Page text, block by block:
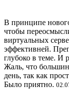
В принципе
чтобы
виртуальных
эффективней.
глубоко в теме. И
Жаль, что
день, так как
Было приятно.